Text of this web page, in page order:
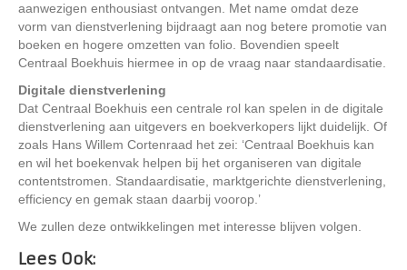
aanwezigen enthousiast ontvangen. Met name omdat deze
vorm van dienstverlening bijdraagt aan nog betere promotie van
boeken en hogere omzetten van folio. Bovendien speelt
Centraal Boekhuis hiermee in op de vraag naar standaardisatie.
Digitale dienstverlening
Dat Centraal Boekhuis een centrale rol kan spelen in de digitale
dienstverlening aan uitgevers en boekverkopers lijkt duidelijk. Of
zoals Hans Willem Cortenraad het zei: ‘Centraal Boekhuis kan
en wil het boekenvak helpen bij het organiseren van digitale
contentstromen. Standaardisatie, marktgerichte dienstverlening,
efficiency en gemak staan daarbij voorop.’
We zullen deze ontwikkelingen met interesse blijven volgen.
Lees Ook: